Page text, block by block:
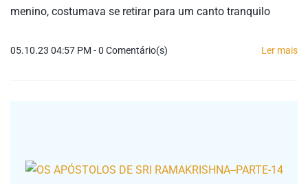
menino, costumava se retirar para um canto tranquilo
05.10.23 04:57 PM -0 Comentário(s) Ler mais